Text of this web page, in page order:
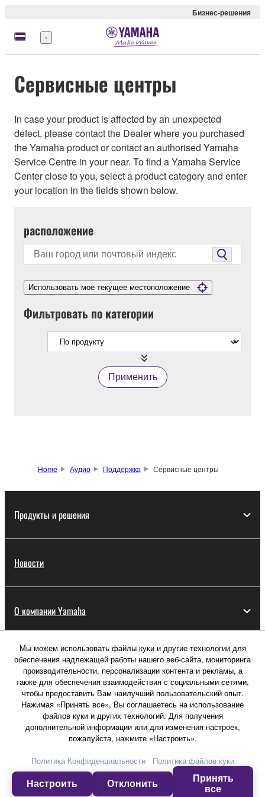
Бизнес-решения
Меню
Сервисные центры
In case your product is affected by an unexpected
defect, please contact the Dealer where you purchased
the Yamaha product or contact an authorised Yamaha
Service Centre in your near. To find a Yamaha Service
Center close to you, select a product category and enter
your location in the fields shown below.
расположение
Использовать мое текущее местоположение
Фильтровать по категории
Применить
Home Аудио Поддержка Сервисные центры
Продукты и решения
Новости
О компании Yamaha
Россия - Русский
Потребитель
Мы можем использовать файлы куки и другие технологии для
обеспечения надлежащей работы нашего веб-сайта, мониторинга
производительности, персонализации контента и рекламы, а
также для обеспечения взаимодействия с социальными сетями,
чтобы предоставить Вам наилучший пользовательский опыт.
Нажимая «Принять все», Вы соглашаетесь на использование
файлов куки и других технологий. Для получения
дополнительной информации или для изменения настроек,
пожалуйста, нажмите «Настроить».
Политика Конфиденциальности
Политика файлов куки
Настроить Отклонить
Принять
все
Свяжитесь с нами
Условия использования
Политика конфиденциальности
© Yamaha Corporation.